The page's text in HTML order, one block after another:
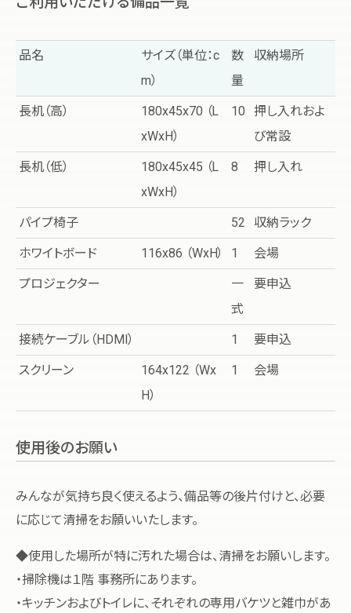
品名
サイズ（単位：c
m）
数
量
収納場所
長机（高）
180x45x70 （L
xWxH）
10
押し入れおよ
び常設
長机（低）
180x45x45 （L
xWxH）
8 押し入れ
パイプ椅子 52 収納ラック
ホワイトボード 116x86 （WxH） 1 会場
プロジェクター
一
式
要申込
接続ケーブル（HDMI） 1 要申込
スクリーン
164x122 （Wx
H）
1 会場
使用後のお願い
みんなが気持ち良く使えるよう、備品等の後片付けと、必要
に応じて清掃をお願いいたします。
◆使用した場所が特に汚れた場合は、清掃をお願いします。
・掃除機は１階 事務所にあります。
・キッチンおよびトイレに、それぞれの専用バケツと雑巾があ